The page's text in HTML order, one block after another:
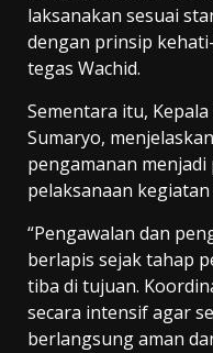
laksanakan sesuai
dengan prinsip
tegas Wachid.
Sementara itu,
Sumaryo,
pengamanan
pelaksanaan
“Pengawalan dan
berlapis sejak tahap
tiba di tujuan.
secara intensif agar
berlangsung aman